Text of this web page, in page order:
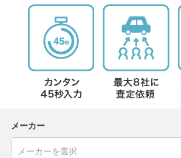
メーカー